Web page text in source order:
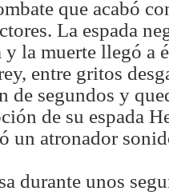
que acabó
La espada
la muerte llegó a
entre gritos
de segundos y
de su espada
un atronador
durante unos